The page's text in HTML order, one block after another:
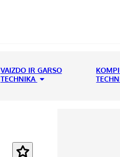
VAIZDO IR GARSO
TECHNIKA